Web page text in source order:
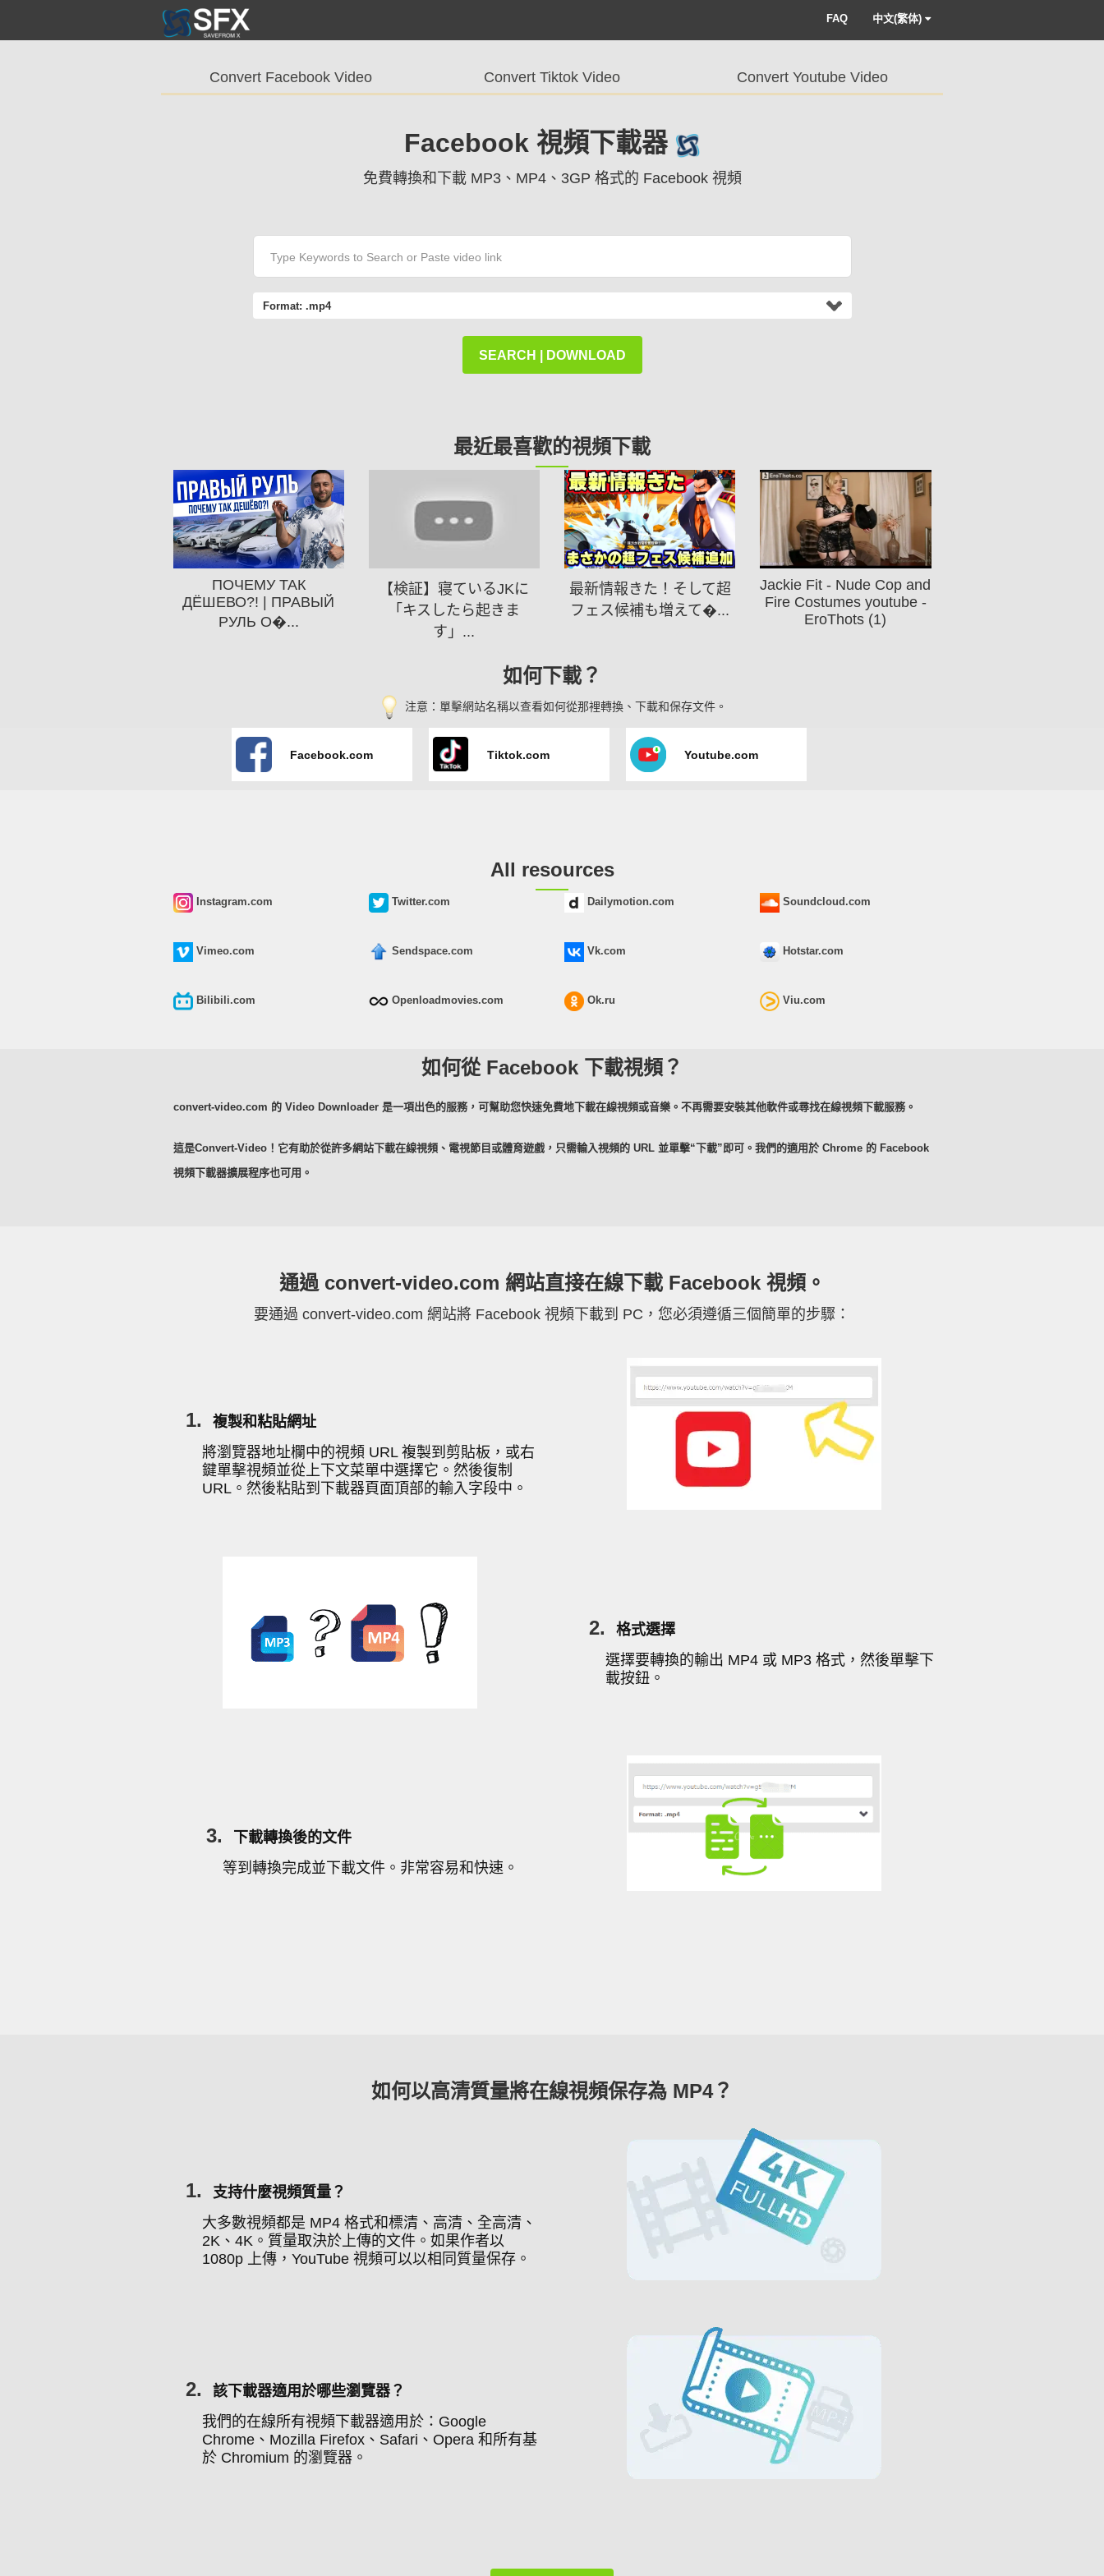
FAQ 中文(繁体)
Convert Facebook Video Convert Tiktok Video Convert Youtube Video
Facebook 視頻下載器
免費轉換和下載 MP3、MP4、3GP 格式的 Facebook 視頻
Format: .mp4
SEARCH | DOWNLOAD
最近最喜歡的視頻下載
ПОЧЕМУ ТАК
ДЁШЕВО?! | ПРАВЫЙ
РУЛЬ О�...
【検証】寝ているJKに
「キスしたら起きま
す」...
最新情報きた！そして超
フェス候補も増えて�...
Jackie Fit - Nude Cop and
Fire Costumes youtube -
EroThots (1)
如何下載？
注意：單擊網站名稱以查看如何從那裡轉換、下載和保存文件。
Facebook.com Tiktok.com Youtube.com
All resources
Instagram.com Twitter.com Dailymotion.com Soundcloud.com
Vimeo.com Sendspace.com Vk.com Hotstar.com
Bilibili.com Openloadmovies.com Ok.ru Viu.com
如何從 Facebook 下載視頻？
convert-video.com 的 Video Downloader 是一項出色的服務，可幫助您快速免費地下載在線視頻或音樂。不再需要安裝其他軟件或尋找在線視頻下載服務。
這是Convert-Video！它有助於從許多網站下載在線視頻、電視節目或體育遊戲，只需輸入視頻的 URL 並單擊“下載”即可。我們的適用於 Chrome 的 Facebook
視頻下載器擴展程序也可用。
通過 convert-video.com 網站直接在線下載 Facebook 視頻。
要通過 convert-video.com 網站將 Facebook 視頻下載到 PC，您必須遵循三個簡單的步驟：
1.
複製和粘貼網址
將瀏覽器地址欄中的視頻 URL 複製到剪貼板，或右
鍵單擊視頻並從上下文菜單中選擇它。然後復制
URL。然後粘貼到下載器頁面頂部的輸入字段中。
2.
格式選擇
選擇要轉換的輸出 MP4 或 MP3 格式，然後單擊下
載按鈕。
3.
下載轉換後的文件
等到轉換完成並下載文件。非常容易和快速。
如何以高清質量將在線視頻保存為 MP4？
1.
支持什麼視頻質量？
大多數視頻都是 MP4 格式和標清、高清、全高清、
2K、4K。質量取決於上傳的文件。如果作者以
1080p 上傳，YouTube 視頻可以以相同質量保存。
2.
該下載器適用於哪些瀏覽器？
我們的在線所有視頻下載器適用於：Google
Chrome、Mozilla Firefox、Safari、Opera 和所有基
於 Chromium 的瀏覽器。